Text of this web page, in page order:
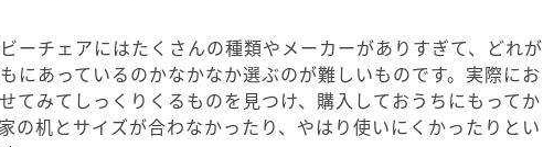
ーチェアにはたくさんの種類やメーカーがありすぎて、どれが
にあっているのかなかなか選ぶのが難しいものです。実際にお
てみてしっくりくるものを見つけ、購入しておうちにもってか
の机とサイズが合わなかったり、やはり使いにくかったりとい